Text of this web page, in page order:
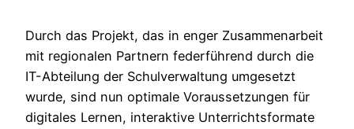
Durch das Projekt, das in enger Zusammenarbeit
mit regionalen Partnern federführend durch die
IT-Abteilung der Schulverwaltung umgesetzt
wurde, sind nun optimale Voraussetzungen für
digitales Lernen, interaktive Unterrichtsformate